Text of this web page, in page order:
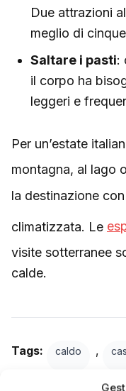
Due attrazioni
meglio di
Saltare i pasti:
il corpo ha
leggeri e
Per un’estate
montagna, al lago
la destinazione
climatizzata. Le
visite sotterranee
calde.
Tags: caldo ,
Napoli